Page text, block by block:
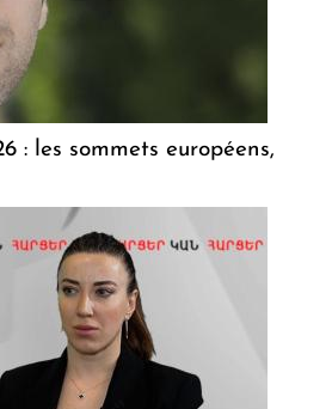
: les sommets européens,